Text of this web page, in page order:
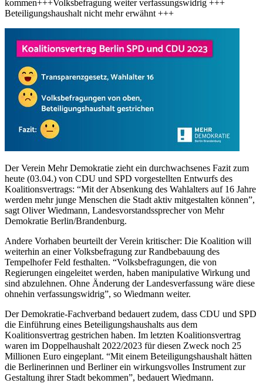
kommen+++Volksbefragung weiter verfassungswidrig +++
Beteiligungshaushalt nicht mehr erwähnt +++
Der Verein Mehr Demokratie zieht ein durchwachsenes Fazit zum
heute (03.04.) von CDU und SPD vorgestellten Entwurfs des
Koalitionsvertrags: “Mit der Absenkung des Wahlalters auf 16 Jahre
werden mehr junge Menschen die Stadt aktiv mitgestalten können”,
sagt Oliver Wiedmann, Landesvorstandssprecher von Mehr
Demokratie Berlin/Brandenburg.
Andere Vorhaben beurteilt der Verein kritischer: Die Koalition will
weiterhin an einer Volksbefragung zur Randbebauung des
Tempelhofer Feld festhalten. “Volksbefragungen, die von
Regierungen eingeleitet werden, haben manipulative Wirkung und
sind abzulehnen. Ohne Änderung der Landesverfassung wäre diese
ohnehin verfassungswidrig”, so Wiedmann weiter.
Der Demokratie-Fachverband bedauert zudem, dass CDU und SPD
die Einführung eines Beteiligungshaushalts aus dem
Koalitionsvertrag gestrichen haben. Im letzten Koalitionsvertrag
waren im Doppelhaushalt 2022/2023 für diesen Zweck noch 25
Millionen Euro eingeplant. “Mit einem Beteiligungshaushalt hätten
die Berlinerinnen und Berliner ein wirkungsvolles Instrument zur
Gestaltung ihrer Stadt bekommen”, bedauert Wiedmann.